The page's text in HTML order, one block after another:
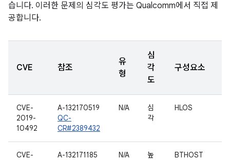
습니다. 이러한 문제의 심각도 평가는 Qualcomm에서 직접 제
공합니다.
CVE 참조
유
형
심
각
도
구성요소
CVE-
2019-
10492
A-132170519
QC-
CR#2389432
N/A
심
각
HLOS
CVE-
A-132171185
N/A
높
BTHOST